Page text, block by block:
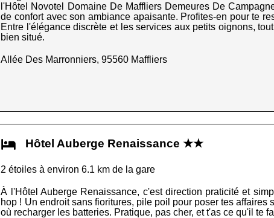
l'Hôtel Novotel Domaine De Maffliers Demeures De
de confort avec son ambiance apaisante. Profites-en pour te
Entre l'élégance discrète et les services aux petits oignons,
bien situé.
Allée Des Marronniers, 95560 Maffliers
Hôtel Auberge Renaissance ★★
2 étoiles à environ 6.1 km de la gare
À l'Hôtel Auberge Renaissance, c'est direction praticité et
hop ! Un endroit sans fioritures, pile poil pour poser tes
où recharger les batteries. Pratique, pas cher, et t'as ce qu'il te